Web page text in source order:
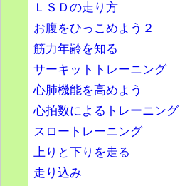
ＬＳＤの走り方
お腹をひっこめよう２
筋力年齢を知る
サーキットトレーニング
心肺機能を高めよう
心拍数によるトレーニング
スロートレーニング
上りと下りを走る
走り込み